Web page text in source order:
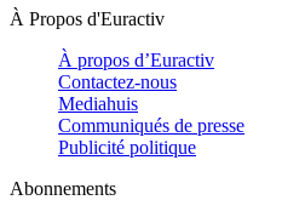
À Propos d'Euractiv
À propos d’Euractiv
Contactez-nous
Mediahuis
Communiqués de presse
Publicité politique
Abonnements